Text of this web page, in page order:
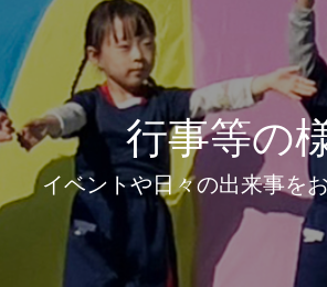
行事等の
イベントや日々の出来事を